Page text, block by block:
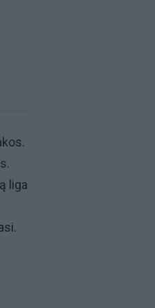
liga